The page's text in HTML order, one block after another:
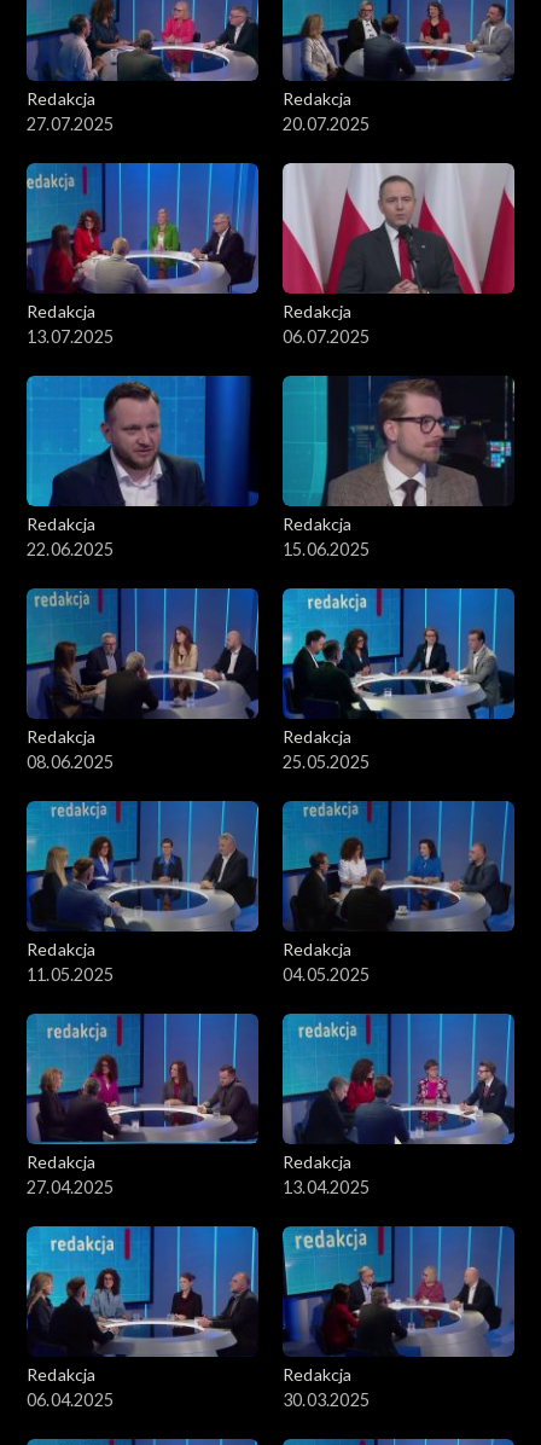
Redakcja
27.07.2025
Redakcja
20.07.2025
Redakcja
13.07.2025
Redakcja
06.07.2025
Redakcja
22.06.2025
Redakcja
15.06.2025
Redakcja
08.06.2025
Redakcja
25.05.2025
Redakcja
11.05.2025
Redakcja
04.05.2025
Redakcja
27.04.2025
Redakcja
13.04.2025
Redakcja
06.04.2025
Redakcja
30.03.2025